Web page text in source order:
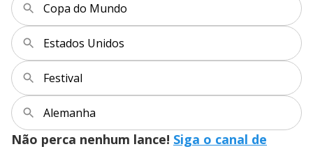
y
V
i
s
u
o
Copa do Mundo
Estados Unidos
Festival
Alemanha
Não perca nenhum lance! Siga o canal de